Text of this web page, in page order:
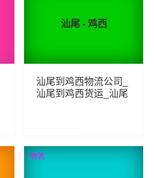
汕尾 - 鸡西
汕尾到鸡西物流公司_
汕尾到鸡西货运_汕尾
289 查看详细
物流